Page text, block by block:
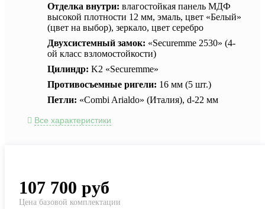
Отделка внутри: влагостойкая панель МДФ
высокой плотности 12 мм, эмаль, цвет «Белый»
(цвет на выбор), зеркало, цвет серебро
Двухсистемный замок: «Securemme 2530» (4-
ой класс взломостойкости)
Цилиндр: K2 «Securemme»
Противосъемные ригели: 16 мм (5 шт.)
Петли: «Combi Arialdo» (Италия), d-22 мм
Все характеристики
107 700 руб
Цена базовой комплектации